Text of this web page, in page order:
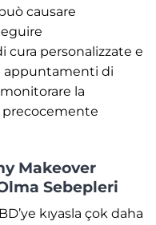
causare
personalizzate e
appuntamenti di
la
precocemente
Makeover
Sebepleri
kıyasla çok daha